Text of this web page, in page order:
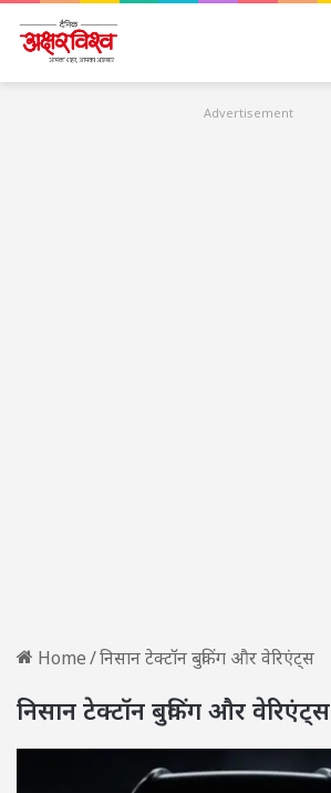
Advertisement
Home/निसान टेक्टॉन बुकिंग और वेरिएंट्स
निसान टेक्टॉन बुकिंग और वेरिएंट्स